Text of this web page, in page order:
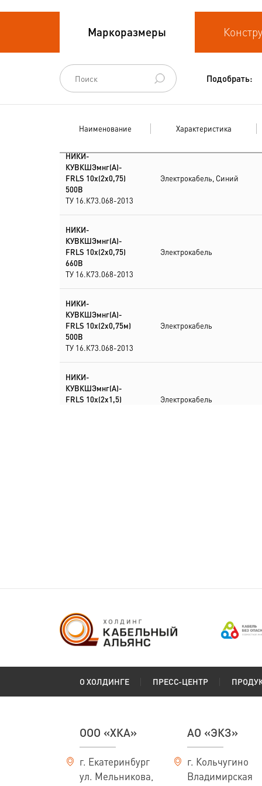
Кабели
термоэлектродные
Кабели управления
Маркоразмеры
Подобрать:
Наименование Характеристика
НИКИ-
КУВКШЭмнг(А)-
FRLS 10х(2х0,75)
500В
ТУ 16.К73.068-2013
Электрокабель, Синий
НИКИ-
КУВКШЭмнг(А)-
FRLS 10х(2х0,75)
660В
ТУ 16.К73.068-2013
Электрокабель
НИКИ-
КУВКШЭмнг(А)-
FRLS 10х(2х0,75м)
500В
ТУ 16.К73.068-2013
Электрокабель
НИКИ-
КУВКШЭмнг(А)-
FRLS 10х(2х1,5)
Электрокабель
О ХОЛДИНГЕ ПРЕСС-ЦЕНТР
ООО «ХКА»
г. Екатеринбург
ул. Мельникова,
АО «ЭКЗ»
г. Кольчугино
Владимирская